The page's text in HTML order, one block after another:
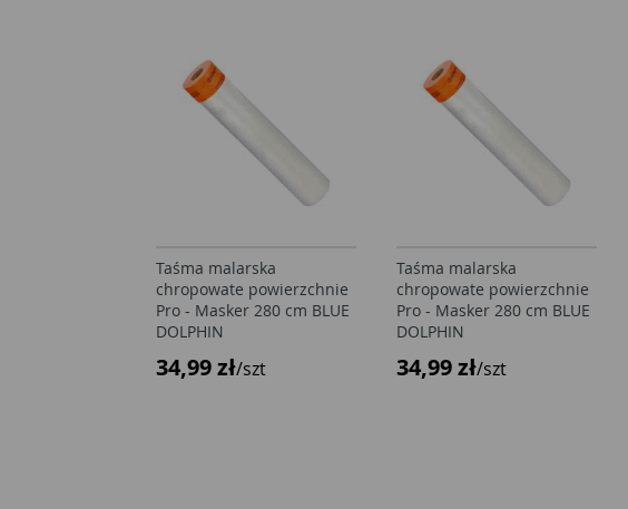
Taśma malarska
chropowate powierzchnie
Pro - Masker 280 cm BLUE
DOLPHIN
34,99 zł/szt
Taśma malarska
chropowate powierzchnie
Pro - Masker 280 cm BLUE
DOLPHIN
34,99 zł/szt